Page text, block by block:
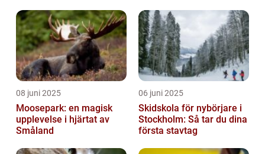
08 juni 2025
Moosepark: en magisk
upplevelse i hjärtat av
Småland
06 juni 2025
Skidskola för nybörjare i
Stockholm: Så tar du dina
första stavtag